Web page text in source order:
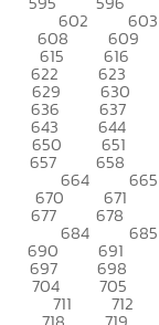
602 603
608 609
615 616
622 623
629 630
636 637
643 644
650 651
657 658
664 665
670 671
677 678
684 685
690 691
697 698
704 705
711 712